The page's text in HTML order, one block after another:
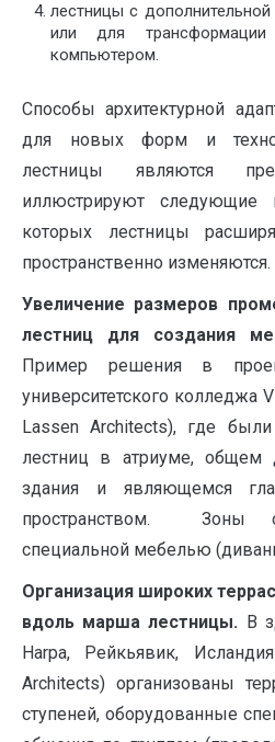
лестницы с
или для
компьютером.
Способы архитектурной
для новых форм и
лестницы являются
иллюстрируют
которых лестницы
пространственно изменяются.
Увеличение размеров
лестниц для создания
Пример решения в
университетского колледжа
Lassen Architects), где
лестниц в атриуме, общем
здания и являющемся
пространством. Зоны
специальной мебелью
Организация широких
вдоль марша лестницы. В
Harpa, Рейкьявик,
Architects) организованы
ступеней, оборудованные